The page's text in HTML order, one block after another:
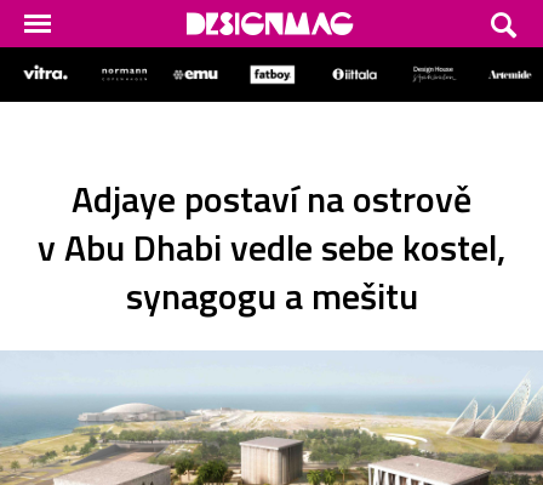
Adjaye postaví na ostrově
v Abu Dhabi vedle sebe kostel,
synagogu a mešitu